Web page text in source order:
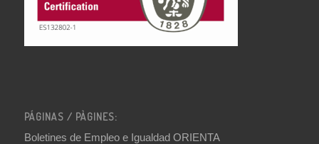
PÁGINAS / PÀGINES:
Boletines de Empleo e Igualdad ORIENTA